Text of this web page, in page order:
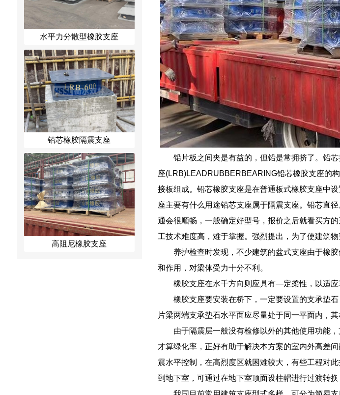
水平力分散型橡胶支座
铅芯橡胶隔震支座
高阻尼橡胶支座
铅片板之间夹是有益的，但铅是常拥挤了。铅
座(LRB)LEADRUBBERBEARING铅芯橡胶支座的
接板组成。铅芯橡胶支座是在普通板式橡胶支座中
座主要有什么用途铅芯支座属于隔震支座。铅芯直
通会很顺畅，一般确定好型号，报价之后就看买方
工技术难度高，难于掌握。强烈提出，为了使建筑
养护检查时发现，不少建筑的盆式支座由于橡
和作用，对梁体受力十分不利。
橡胶支座在水千方向则应具有—定柔性，以适应
橡胶支座要安装在桥下，一定要设置的支承垫
片梁两端支承垫石水平面应尽量处于同一平面内，
由于隔震层一般没有检修以外的其他使用功能
才算绿化率，正好有助于解决本方案的室内外高差
震水平控制，在高烈度区就困难较大，有些工程对
到地下室，可通过在地下室顶面设柱帽进行过渡转